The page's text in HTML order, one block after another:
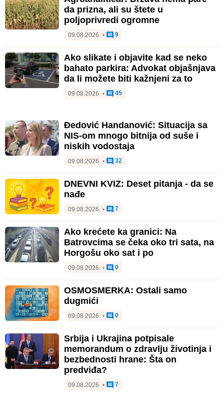
da prizna, ali su štete u
poljoprivredi ogromne
09.08.2026. • 9
Ako slikate i objavite kad se neko
bahato parkira: Advokat objašnjava
da li možete biti kažnjeni za to
09.08.2026. • 45
Đedović Handanović: Situacija sa
NIS-om mnogo bitnija od suše i
niskih vodostaja
09.08.2026. • 32
DNEVNI KVIZ: Deset pitanja - da se
nađe
09.08.2026. • 7
Ako krećete ka granici: Na
Batrovcima se čeka oko tri sata, na
Horgošu oko sat i po
09.08.2026. • 0
OSMOSMERKA: Ostali samo
dugmići
09.08.2026. • 0
Srbija i Ukrajina potpisale
memorandum o zdravlju životinja i
bezbednosti hrane: Šta on
predviđa?
09.08.2026. • 7